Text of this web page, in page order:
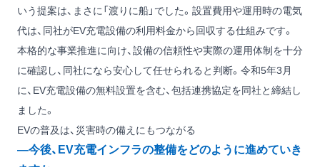
いう提案は、まさに「渡りに船」でした。設置費用や運用時の電気
代は、同社がEV充電設備の利用料金から回収する仕組みです。
本格的な事業推進に向け、設備の信頼性や実際の運用体制を十分
に確認し、同社になら安心して任せられると判断。令和5年3月
に、EV充電設備の無料設置を含む、包括連携協定を同社と締結し
ました。
EVの普及は、災害時の備えにもつながる
―今後、EV充電インフラの整備をどのように進めていき